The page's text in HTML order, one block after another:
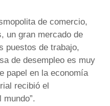
de comercio,
un gran mercado de
puestos de trabajo,
de desempleo es muy
papel en la economía
recibió el
mundo”.